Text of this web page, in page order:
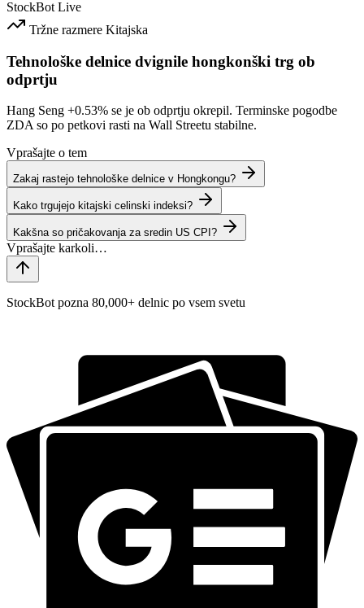
StockBot Live
Tržne razmere Kitajska
Tehnološke delnice dvignile hongkonški trg ob
odprtju
Hang Seng +0.53% se je ob odprtju okrepil. Terminske pogodbe
ZDA so po petkovi rasti na Wall Streetu stabilne.
Vprašajte o tem
Zakaj rastejo tehnološke delnice v Hongkongu?
Kako trgujejo kitajski celinski indeksi?
Kakšna so pričakovanja za sredin US CPI?
StockBot pozna 80,000+ delnic po vsem svetu